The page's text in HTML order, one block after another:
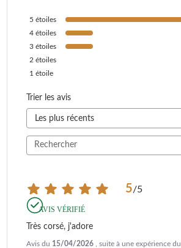
5 étoiles
4 étoiles
3 étoiles
2 étoiles
1 étoile
Trier les avis
5/5
AVIS VÉRIFIÉ
Très corsé, j'adore
Avis du 15/04/2026 , suite à une expérience du